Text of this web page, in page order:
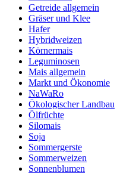
Getreide allgemein
Gräser und Klee
Hafer
Hybridweizen
Körnermais
Leguminosen
Mais allgemein
Markt und Ökonomie
NaWaRo
Ökologischer Landbau
Ölfrüchte
Silomais
Soja
Sommergerste
Sommerweizen
Sonnenblumen